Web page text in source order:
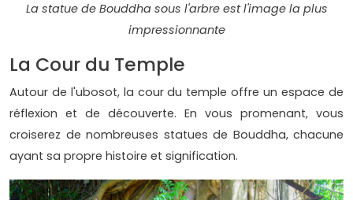
La statue de Bouddha sous l'arbre est l'image la plus
impressionnante
La Cour du Temple
Autour de l'ubosot, la cour du temple offre un espace de
réflexion et de découverte. En vous promenant, vous
croiserez de nombreuses statues de Bouddha, chacune
ayant sa propre histoire et signification.